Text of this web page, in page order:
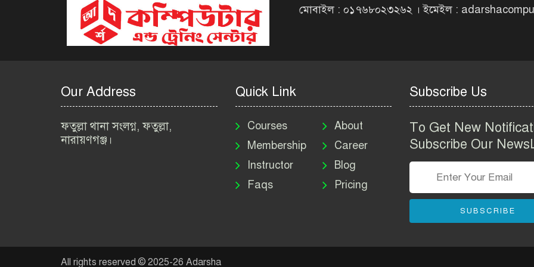
মোবাইল : ০১৭৬৮০২৩২৬২ । ইমেইল :
Our Address
ফতুল্লা থানা সংলগ্ন, ফতুল্লা,
নারায়ণগঞ্জ।
Quick Link
Courses
Membership
Instructor
Faqs
About
Career
Blog
Pricing
Subscribe Us
To Get New
Subscribe Our
SUBSCRIBE
All rights reserved © 2025-26 Adarsha